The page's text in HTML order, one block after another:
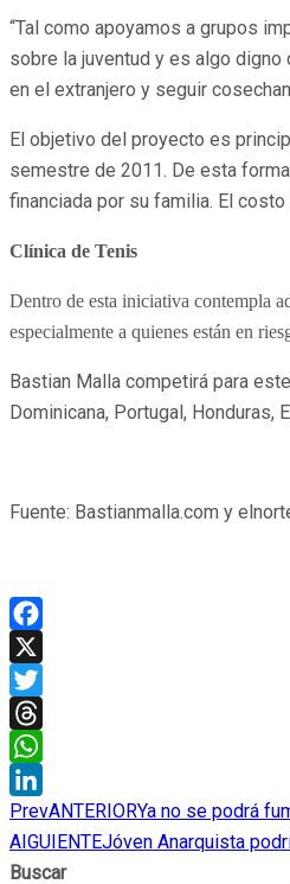
“Tal como apoyamos a grupos
sobre la juventud y es algo
en el extranjero y seguir
El objetivo del proyecto es
semestre de 2011. De esta
financiada por su familia. El
Clínica de Tenis
Dentro de esta iniciativa contempla
especialmente a quienes están en
Bastian Malla competirá para
Dominicana, Portugal, Honduras,
Fuente: Bastianmalla.com y
Facebook
X
Twitter
Threads
WhatsApp
LinkedIn
PrevANTERIORYa no se podrá
AIGUIENTEJóven Anarquista
Buscar